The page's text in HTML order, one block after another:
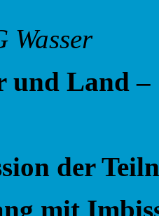
Wasser
und Land
der
mit